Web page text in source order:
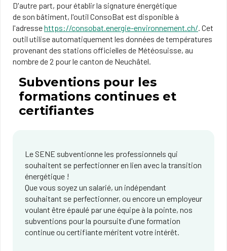
D'autre part, pour établir la signature énergétique
de son bâtiment, l'outil ConsoBat est disponible à
l'adressehttps://consobat.energie-environnement.ch/. Cet
outil utilise automatiquement les données de températures
provenant des stations officielles de Météosuisse, au
nombre de 2 pour le canton de Neuchâtel.
Subventions pour les
formations continues et
certifiantes
Le SENE subventionne les professionnels qui
souhaitent se perfectionner en lien avec la transition
énergétique !
Que vous soyez un salarié, un indépendant
souhaitant se perfectionner, ou encore un employeur
voulant être épaulé par une équipe à la pointe, nos
subventions pour la poursuite d'une formation
continue ou certifiante méritent votre intérêt.